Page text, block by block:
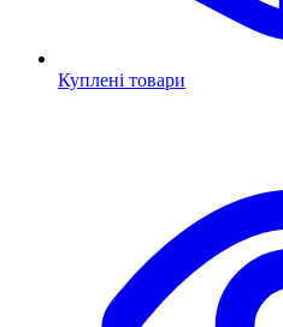
Куплені товари